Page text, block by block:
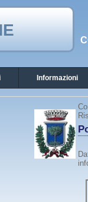
Informazioni